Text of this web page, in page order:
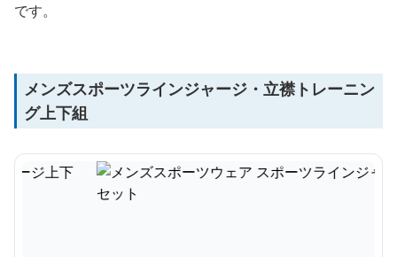
です。
メンズスポーツラインジャージ・立襟トレーニン
グ上下組